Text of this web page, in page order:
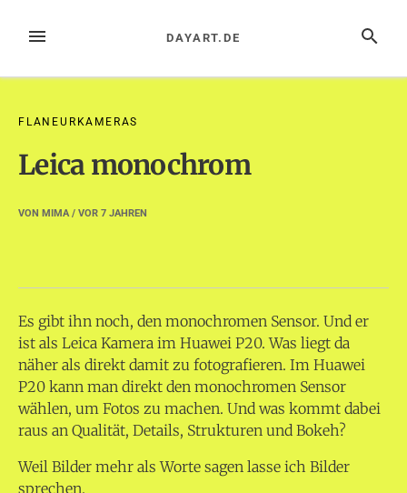
InhaltMENÜ SUCHE
DAYART.DE
FLANEURKAMERAS
Leica monochrom
VON MIMA/ VOR 7 JAHREN
Es gibt ihn noch, den monochromen Sensor. Und er
ist als Leica Kamera im Huawei P20. Was liegt da
näher als direkt damit zu fotografieren. Im Huawei
P20 kann man direkt den monochromen Sensor
wählen, um Fotos zu machen. Und was kommt dabei
raus an Qualität, Details, Strukturen und Bokeh?
Weil Bilder mehr als Worte sagen lasse ich Bilder
sprechen.